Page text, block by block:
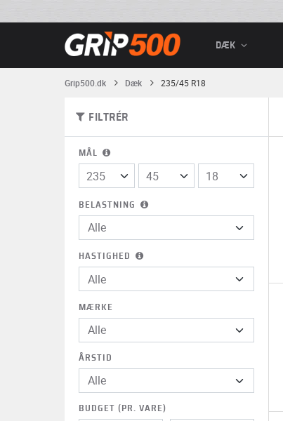
DÆK
Grip500.dk Dæk 235/45 R18
FILTRÉR
MÅL
BELASTNING
HASTIGHED
MÆRKE
Alle
ÅRSTID
BUDGET (PR. VARE)